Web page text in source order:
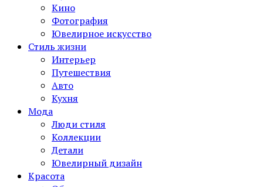
Кино
Фотография
Ювелирное искусство
Стиль жизни
Интерьер
Путешествия
Авто
Кухня
Мода
Люди стиля
Коллекции
Детали
Ювелирный дизайн
Красота